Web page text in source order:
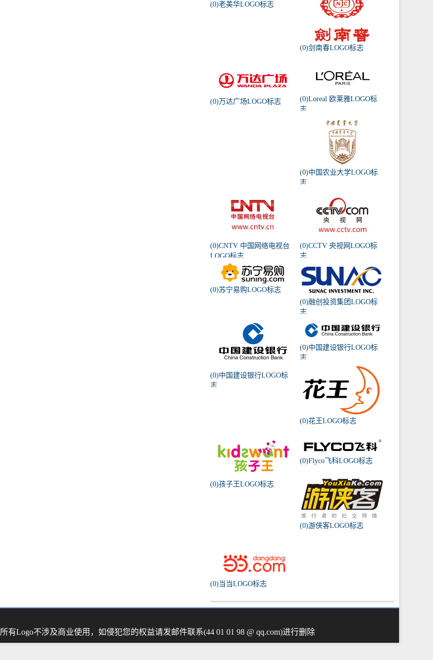
(0)老美华LOGO标志
(0)剑南春LOGO标志
(0)万达广场LOGO标志
(0)Loreal 欧莱雅LOGO标
志
(0)中国农业大学LOGO标
志
(0)CNTV 中国网络电视台
LOGO标志
(0)CCTV 央视网LOGO标
志
(0)苏宁易购LOGO标志
(0)融创投资集团LOGO标
志
(0)中国建设银行LOGO标
志
(0)中国建设银行LOGO标
志
(0)花王LOGO标志
(0)孩子王LOGO标志
(0)Flyco飞科LOGO标志
(0)游侠客LOGO标志
(0)当当LOGO标志
所有Logo不涉及商业使用，如侵犯您的权益请发邮件联系(44 01 01 98 @ qq.com)进行删除